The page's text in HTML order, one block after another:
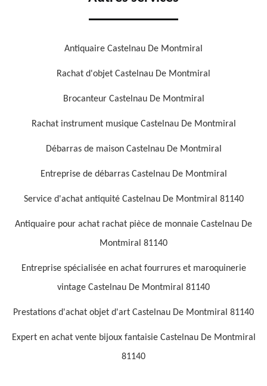
Antiquaire Castelnau De Montmiral
Rachat d'objet Castelnau De Montmiral
Brocanteur Castelnau De Montmiral
Rachat instrument musique Castelnau De Montmiral
Débarras de maison Castelnau De Montmiral
Entreprise de débarras Castelnau De Montmiral
Service d'achat antiquité Castelnau De Montmiral 81140
Antiquaire pour achat rachat pièce de monnaie Castelnau De
Montmiral 81140
Entreprise spécialisée en achat fourrures et maroquinerie
vintage Castelnau De Montmiral 81140
Prestations d'achat objet d'art Castelnau De Montmiral 81140
Expert en achat vente bijoux fantaisie Castelnau De Montmiral
81140